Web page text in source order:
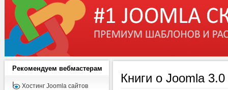
Книги о Joomla
Рекомендуем вебмастерам
Хостинг Joomla сайтов